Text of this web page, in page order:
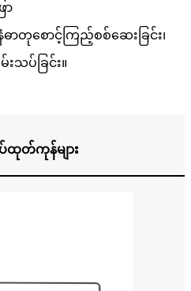
ာ
နံဓာတုစောင့်ကြည့်စစ်ဆေးခြင်း၊
သပ်ခြင်း။
တ်ကုန်များ